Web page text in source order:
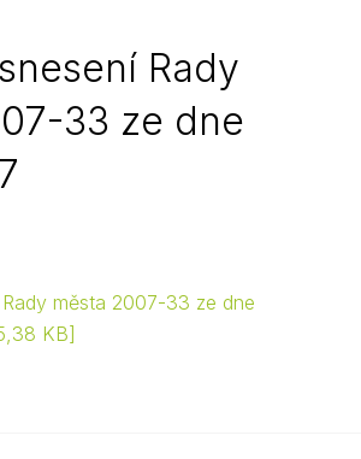
Rady
33 ze dne
města 2007-33 ze dne
KB